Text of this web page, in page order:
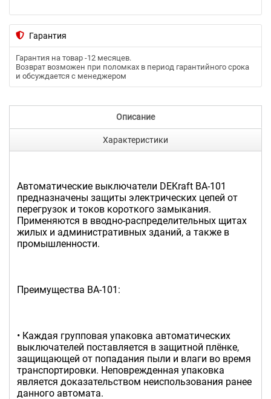
Гарантия
Гарантия на товар -12 месяцев.
Возврат возможен при поломках в период гарантийного срока
и обсуждается с менеджером
Описание
Характеристики
Автоматические выключатели DEKraft ВА-101
предназначены защиты электрических цепей от
перегрузок и токов короткого замыкания.
Применяются в вводно-распределительных щитах
жилых и административных зданий, а также в
промышленности.
Преимущества ВА-101:
• Каждая групповая упаковка автоматических
выключателей поставляется в защитной плёнке,
защищающей от попадания пыли и влаги во время
транспортировки. Неповрежденная упаковка
является доказательством неиспользования ранее
данного автомата.